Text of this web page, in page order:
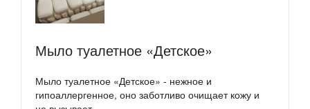
Мыло туалетное «Детское»
Мыло туалетное «Детское» - нежное и
гипоаллергенное, оно заботливо очищает кожу и